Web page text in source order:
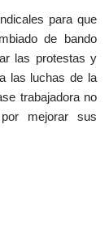
para que
de bando
las protestas y
luchas de la
trabajadora no
mejorar sus